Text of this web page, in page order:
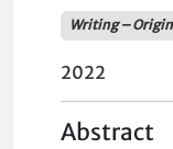
Writing –
2022
Abstract